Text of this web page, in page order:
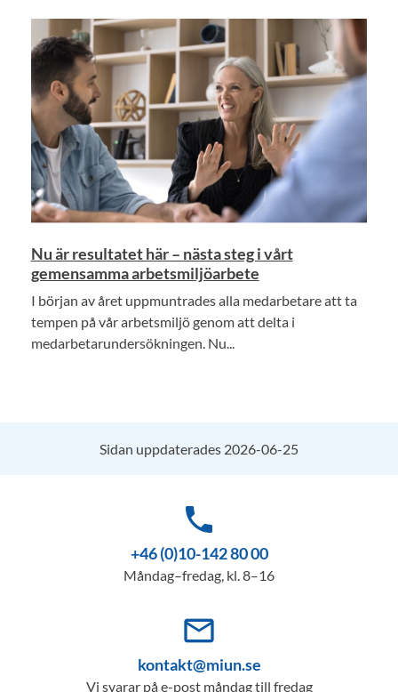
Nu är resultatet här – nästa steg i vårt
gemensamma arbetsmiljöarbete
I början av året uppmuntrades alla medarbetare att ta
tempen på vår arbetsmiljö genom att delta i
medarbetarundersökningen. Nu...
Sidan uppdaterades 2026-06-25
phone
+46 (0)10-142 80 00
Måndag–fredag, kl. 8–16
mail_outline
kontakt@miun.se
Vi svarar på e-post måndag till fredag